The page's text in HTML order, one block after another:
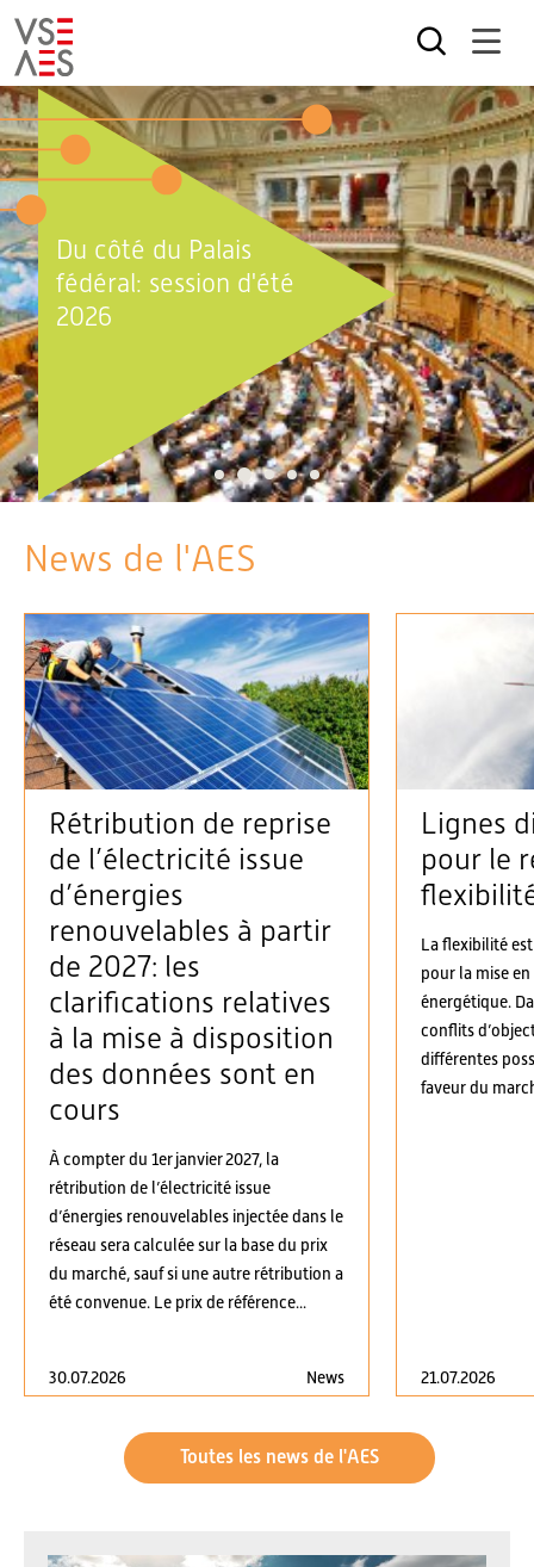
Aller
au
contenu
principal
Du côté du Palais
fédéral: session d'été
2026
1 2 3 4 5
News de l'AES
Rétribution de reprise
de l’électricité issue
d’énergies
renouvelables à partir
de 2027: les
clarifications relatives
à la mise à disposition
des données sont en
cours
À compter du 1er janvier 2027, la
rétribution de l’électricité issue
d’énergies renouvelables injectée dans le
réseau sera calculée sur la base du prix
du marché, sauf si une autre rétribution a
été convenue. Le prix de référence...
30.07.2026 News
Lignes
pour le
La flexibilité
pour la mise
énergétique.
conflits
différentes
faveur du
21.07.2026
Toutes les news de l'AES